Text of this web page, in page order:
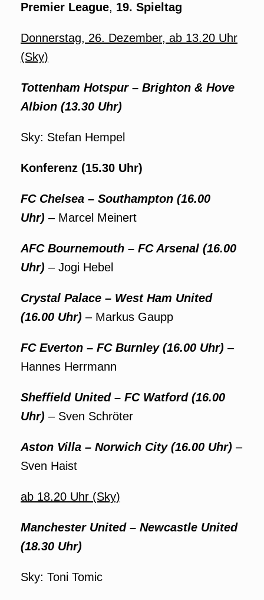
Premier League, 19. Spieltag
Donnerstag, 26. Dezember, ab 13.20 Uhr
(Sky)
Tottenham Hotspur – Brighton & Hove
Albion (13.30 Uhr)
Sky: Stefan Hempel
Konferenz (15.30 Uhr)
FC Chelsea – Southampton (16.00
Uhr) – Marcel Meinert
AFC Bournemouth – FC Arsenal (16.00
Uhr) – Jogi Hebel
Crystal Palace – West Ham United
(16.00 Uhr) – Markus Gaupp
FC Everton – FC Burnley (16.00 Uhr) –
Hannes Herrmann
Sheffield United – FC Watford (16.00
Uhr) – Sven Schröter
Aston Villa – Norwich City (16.00 Uhr) –
Sven Haist
ab 18.20 Uhr (Sky)
Manchester United – Newcastle United
(18.30 Uhr)
Sky: Toni Tomic